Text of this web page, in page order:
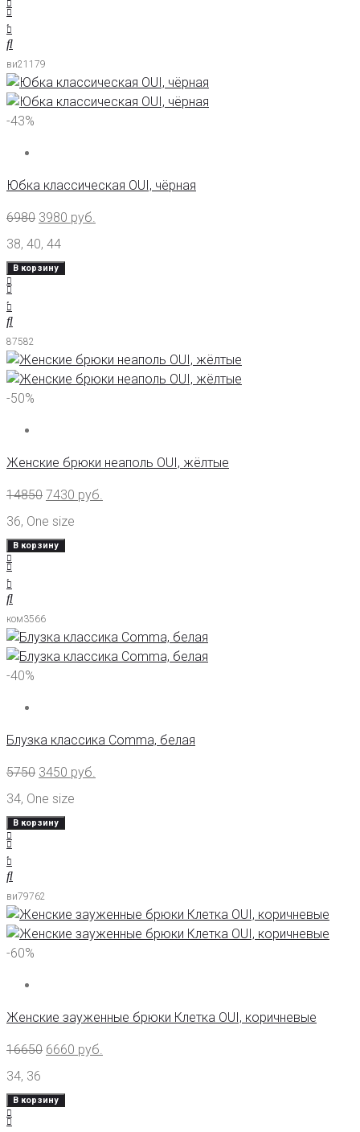
ви21179
-43%
Юбка классическая OUI, чёрная
6980 3980 руб.
38, 40, 44
В корзину
87582
-50%
Женские брюки неаполь OUI, жёлтые
14850 7430 руб.
36, One size
В корзину
ком3566
-40%
Блузка классика Comma, белая
5750 3450 руб.
34, One size
В корзину
ви79762
-60%
Женские зауженные брюки Клетка OUI, коричневые
16650 6660 руб.
34, 36
В корзину